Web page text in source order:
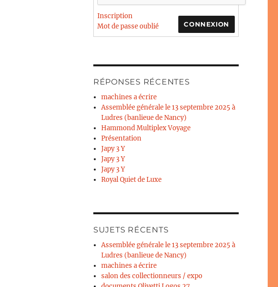
CONNEXION
Inscription
Mot de passe oublié
RÉPONSES RÉCENTES
machines a écrire
Assemblée générale le 13 septembre 2025 à
Ludres (banlieue de Nancy)
Hammond Multiplex Voyage
Présentation
Japy 3 Y
Japy 3 Y
Japy 3 Y
Royal Quiet de Luxe
SUJETS RÉCENTS
Assemblée générale le 13 septembre 2025 à
Ludres (banlieue de Nancy)
machines a écrire
salon des collectionneurs / expo